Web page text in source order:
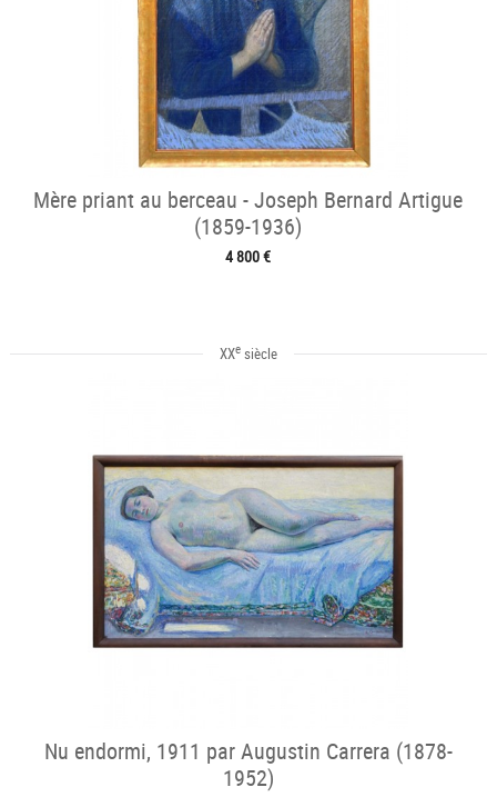
Mère priant au berceau - Joseph Bernard Artigue
(1859-1936)
4 800 €
XXesiècle
Nu endormi, 1911 par Augustin Carrera (1878-
1952)